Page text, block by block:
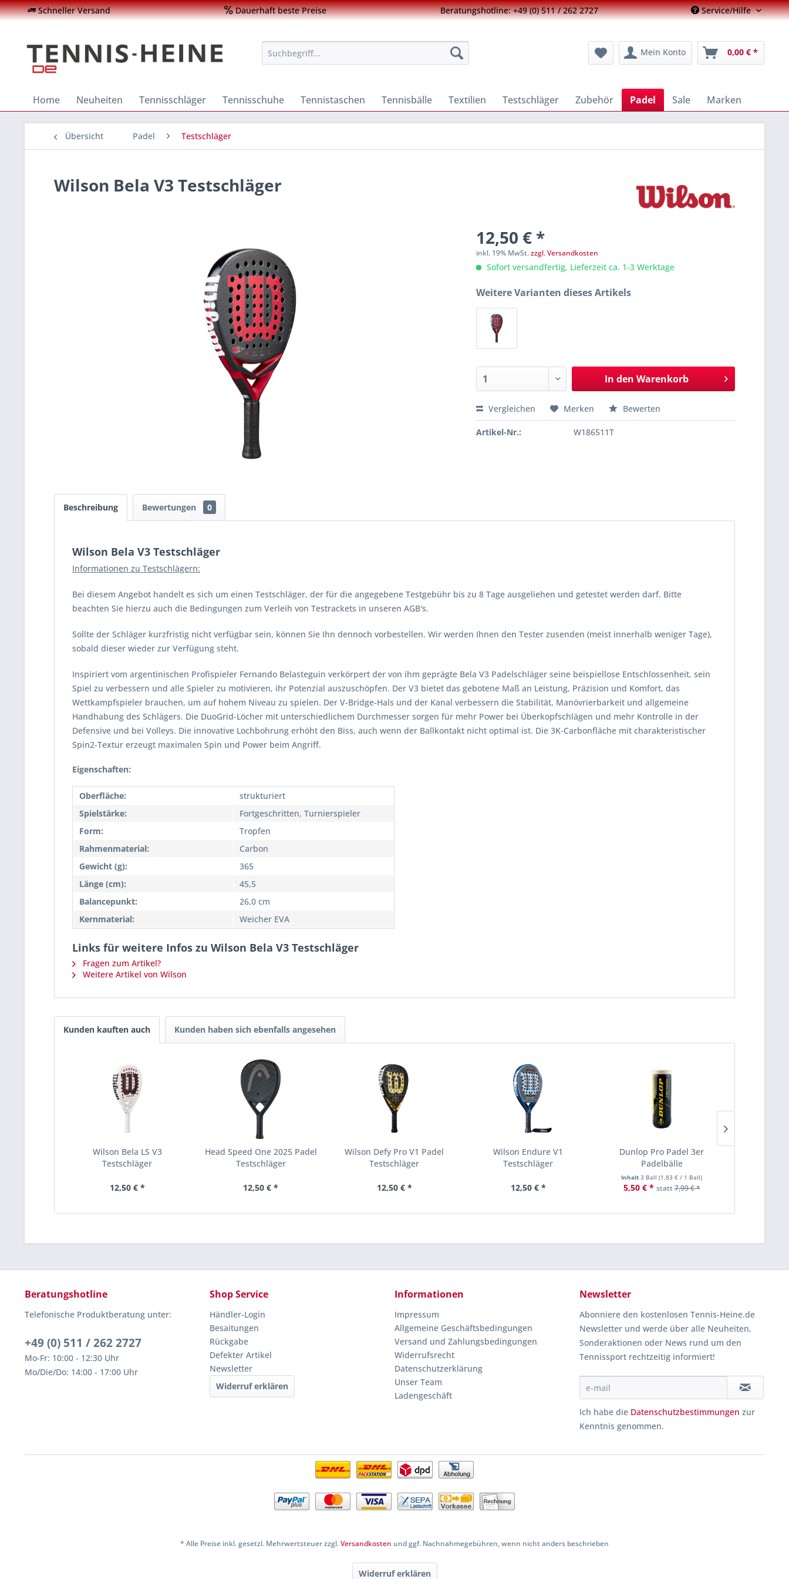
Schneller Versand Dauerhaft beste Preise Beratungshotline: +49 (0) 511 / 262 2727 Service/Hilfe
Mein Konto 0,00 € *
Home Neuheiten Tennisschläger Tennisschuhe Tennistaschen Tennisbälle Textilien Testschläger Zubehör Padel Sale Marken
Übersicht Padel Testschläger
Wilson Bela V3 Testschläger
12,50 € *
inkl. 19% MwSt.zzgl. Versandkosten
Sofort versandfertig, Lieferzeit ca. 1-3 Werktage
Weitere Varianten dieses Artikels
In den Warenkorb
Vergleichen Merken Bewerten
Artikel-Nr.: W186511T
Beschreibung Bewertungen 0
Wilson Bela V3 Testschläger
Informationen zu Testschlägern:
Bei diesem Angebot handelt es sich um einen Testschläger, der für die angegebene Testgebühr bis zu 8 Tage ausgeliehen und getestet werden darf. Bitte
beachten Sie hierzu auch die Bedingungen zum Verleih von Testrackets in unseren AGB's.
Sollte der Schläger kurzfristig nicht verfügbar sein, können Sie Ihn dennoch vorbestellen. Wir werden Ihnen den Tester zusenden (meist innerhalb weniger Tage),
sobald dieser wieder zur Verfügung steht.
Inspiriert vom argentinischen Profispieler Fernando Belasteguin verkörpert der von ihm geprägte Bela V3 Padelschläger seine beispiellose Entschlossenheit, sein
Spiel zu verbessern und alle Spieler zu motivieren, ihr Potenzial auszuschöpfen. Der V3 bietet das gebotene Maß an Leistung, Präzision und Komfort, das
Wettkampfspieler brauchen, um auf hohem Niveau zu spielen. Der V-Bridge-Hals und der Kanal verbessern die Stabilität, Manövrierbarkeit und allgemeine
Handhabung des Schlägers. Die DuoGrid-Löcher mit unterschiedlichem Durchmesser sorgen für mehr Power bei Überkopfschlägen und mehr Kontrolle in der
Defensive und bei Volleys. Die innovative Lochbohrung erhöht den Biss, auch wenn der Ballkontakt nicht optimal ist. Die 3K-Carbonfläche mit charakteristischer
Spin2-Textur erzeugt maximalen Spin und Power beim Angriff.
Eigenschaften:
Oberfläche:
strukturiert
Spielstärke:
Fortgeschritten, Turnierspieler
Form:
Tropfen
Rahmenmaterial:
Carbon
Gewicht (g):
365
Länge (cm):
45,5
Balancepunkt:
26,0 cm
Kernmaterial:
Weicher EVA
Links für weitere Infos zu Wilson Bela V3 Testschläger
Fragen zum Artikel?
Weitere Artikel von Wilson
Kunden kauften auch Kunden haben sich ebenfalls angesehen
Wilson Bela LS V3
Testschläger
12,50 € *
Head Speed One 2025 Padel
Testschläger
12,50 € *
Wilson Defy Pro V1 Padel
Testschläger
12,50 € *
Wilson Endure V1
Testschläger
12,50 € *
Dunlop Pro Padel 3er
Padelbälle
Inhalt3 Ball(1,83 € / 1 Ball)
5,50 € * statt7,99 € *
Beratungshotline
Telefonische Produktberatung unter:
+49 (0) 511 / 262 2727
Mo-Fr: 10:00 - 12:30 Uhr
Mo/Die/Do: 14:00 - 17:00 Uhr
Shop Service
Händler-Login
Besaitungen
Rückgabe
Defekter Artikel
Newsletter
Widerruf erklären
Informationen
Impressum
Allgemeine Geschäftsbedingungen
Versand und Zahlungsbedingungen
Widerrufsrecht
Datenschutzerklärung
Unser Team
Ladengeschäft
Newsletter
Abonniere den kostenlosen Tennis-Heine.de
Newsletter und werde über alle Neuheiten,
Sonderaktionen oder News rund um den
Tennissport rechtzeitig informiert!
Ich habe die Datenschutzbestimmungen zur
Kenntnis genommen.
* Alle Preise inkl. gesetzl. Mehrwertsteuer zzgl.Versandkosten und ggf. Nachnahmegebühren, wenn nicht anders beschrieben
Widerruf erklären